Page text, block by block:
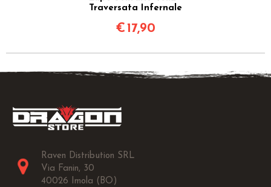
Traversata Infernale
€ 17,90
Raven Distribution SRL
Via Fanin, 30
40026 Imola (BO)